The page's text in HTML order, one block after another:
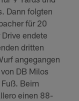
Dann folgten
für 20
endete
dritten
angegangen
DB Milos
Beim
einen 88-